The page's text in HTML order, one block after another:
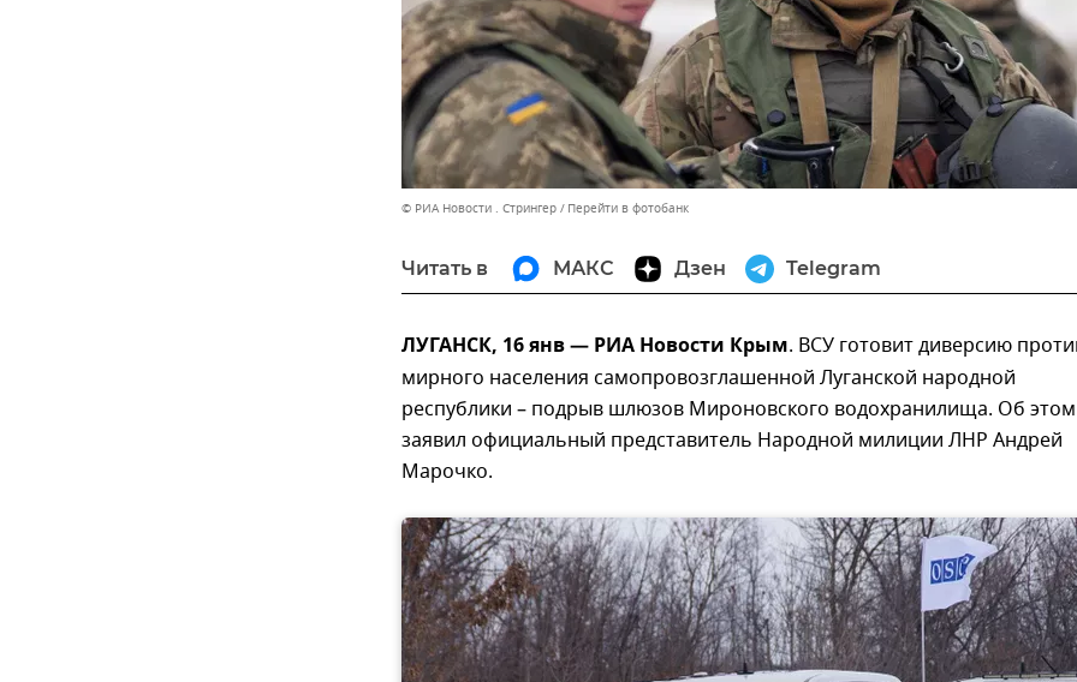
© РИА Новости . Стрингер Перейти в фотобанк
Читать в МАКС Дзен Telegram
ЛУГАНСК, 16 янв — РИА Новости Крым. ВСУ готовит диверсию
мирного населения самопровозглашенной Луганской народной
республики – подрыв шлюзов Мироновского водохранилища. Об этом
заявил официальный представитель Народной милиции ЛНР Андрей
Марочко.